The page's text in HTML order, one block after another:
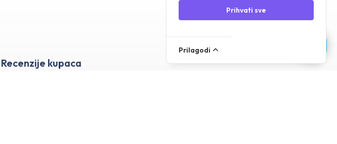
Recenzije kupaca
Prihvati sve
Prilagodi